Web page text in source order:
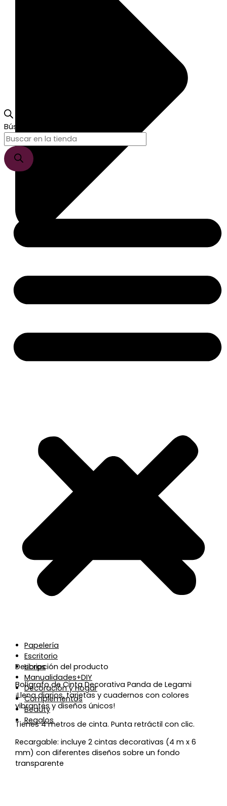
Búsqueda de productos
Papelería
Escritorio
Libros
Manualidades+DIY
Decoración y Hogar
Complementos
Beauty
Regalos
Descripción del producto
Bolígrafo de Cinta Decorativa Panda de Legami
¡Llena diarios, tarjetas y cuadernos con colores
vibrantes y diseños únicos!
Tienes 4 metros de cinta. Punta retráctil con clic.
Recargable: incluye 2 cintas decorativas (4 m x 6
mm) con diferentes diseños sobre un fondo
transparente